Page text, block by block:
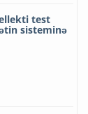
test
sisteminə